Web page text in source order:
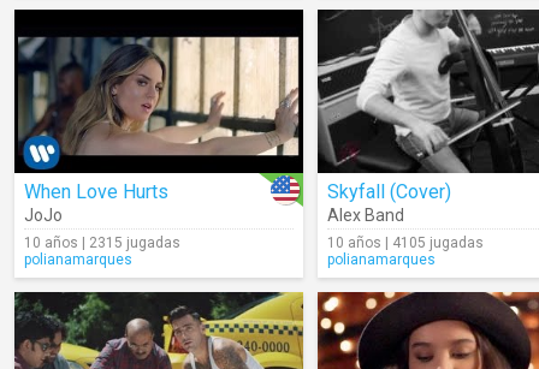
When Love Hurts
JoJo
10 años | 2315 jugadas
polianamarques
Skyfall (Cover)
Alex Band
10 años | 4105 jugadas
polianamarques